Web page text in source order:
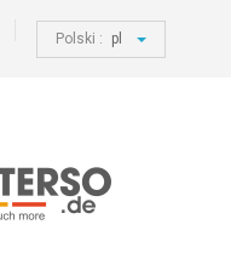
Polski : pl